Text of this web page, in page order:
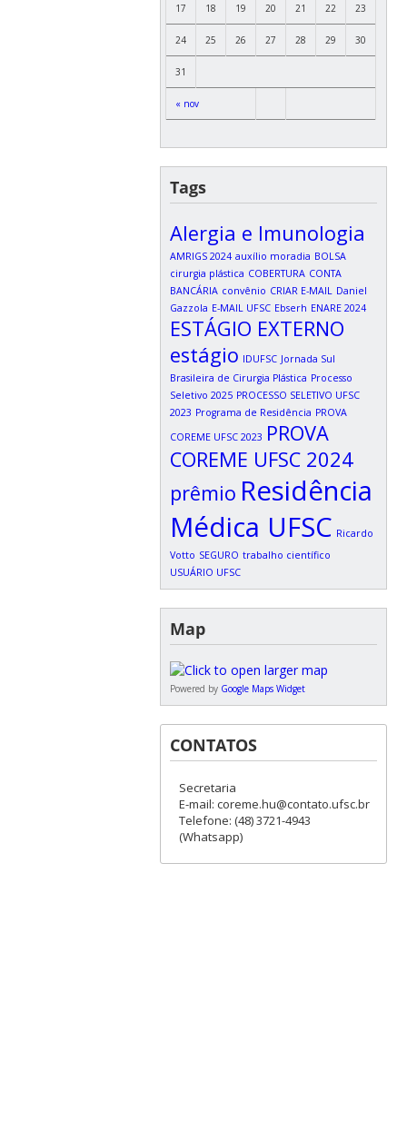
« nov
17 18 19 20 21 22 23
24 25 26 27 28 29 30
31
Tags
Alergia e Imunologia
AMRIGS 2024 auxílio moradia BOLSA
cirurgia plástica COBERTURA CONTA
BANCÁRIA convênio CRIAR E-MAIL
Daniel
Gazzola E-MAIL UFSC Ebserh ENARE 2024
ESTÁGIO EXTERNO
estágio IDUFSC Jornada Sul
Brasileira de Cirurgia Plástica Processo
Seletivo 2025 PROCESSO SELETIVO UFSC
2023 Programa de Residência PROVA
COREME UFSC 2023 PROVA
COREME UFSC 2024
prêmio Residência
Médica UFSC Ricardo
Votto SEGURO trabalho científico
USUÁRIO UFSC
Map
Powered by Google Maps Widget
CONTATOS
Secretaria
E-mail: coreme.hu@contato.ufsc.br
Telefone: (48) 3721-4943
(Whatsapp)